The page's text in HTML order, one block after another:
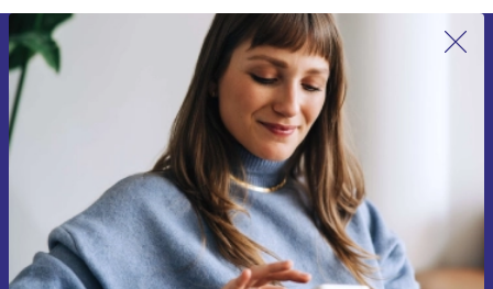
Prijavi se na newsletter!
Nikad više ne propusti ponudu.
Zatraži kupon
Informacije o korištenju osobnih podataka možeš pronaći u našim